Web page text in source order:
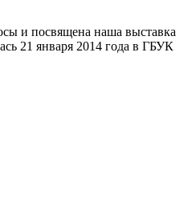
и посвящена наша выставка
21 января 2014 года в ГБУК